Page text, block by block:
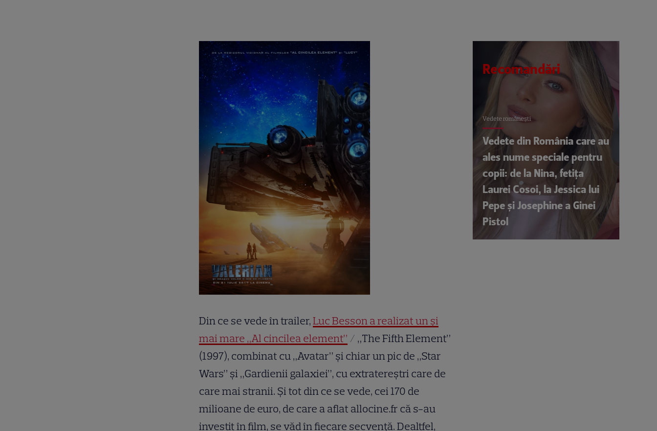
Din ce se vede în trailer,Luc Besson a realizat un și
mai mare „Al cincilea element” / „The Fifth Element”
(1997), combinat cu „Avatar” și chiar un pic de „Star
Wars” și „Gardienii galaxiei”, cu extratereștri care de
care mai stranii. Și tot din ce se vede, cei 170 de
milioane de euro, de care a aflat allocine.fr că s-au
investit în film, se văd în fiecare secvență. Dealtfel,
Recomandări
Vedete româneşti
Vedete din România care au
ales nume speciale pentru
copii: de la Nina, fetița
Laurei Cosoi, la Jessica lui
Pepe și Josephine a Ginei
Pistol